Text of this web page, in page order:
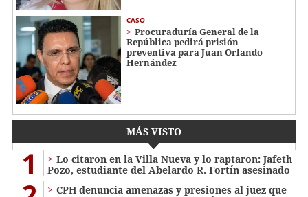
CASO
Procuraduría General de la
República pedirá prisión
preventiva para Juan Orlando
Hernández
MÁS VISTO
1
Lo citaron en la Villa Nueva y lo raptaron: Jafeth
Pozo, estudiante del Abelardo R. Fortín asesinado
CPH denuncia amenazas y presiones al juez que